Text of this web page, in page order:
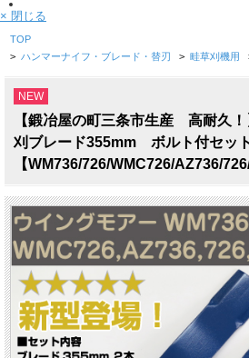
× 閉じる
TOP
> ハンマーナイフ・ブレード・替刃 > 畦草刈機用
NEW
【鍛冶屋の町三条市生産 高耐久
刈ブレード355mm ボルト付セット
【WM736/726/WMC726/AZ736/